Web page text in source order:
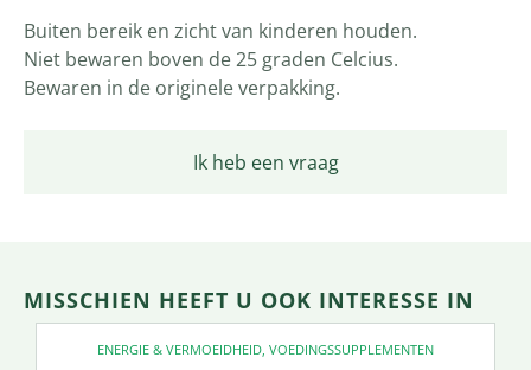
Ik heb een vraag
Buiten bereik en zicht van kinderen houden.
Niet bewaren boven de 25 graden Celcius.
Bewaren in de originele verpakking.
MISSCHIEN HEEFT U OOK INTERESSE IN
ENERGIE & VERMOEIDHEID, VOEDINGSSUPPLEMENTEN